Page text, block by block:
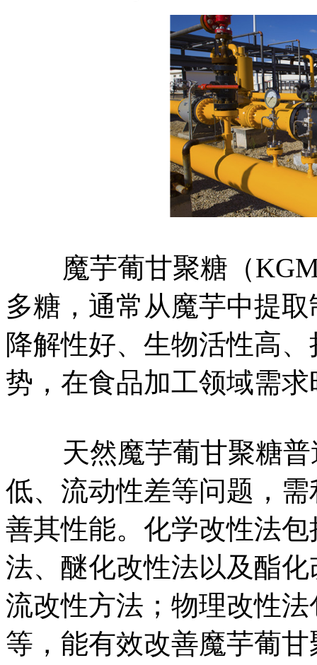
魔芋葡甘聚糖（KGM
多糖，通常从魔芋中提
降解性好、生物活性高
势，在食品加工领域需求
天然魔芋葡甘聚糖普
低、流动性差等问题，
善其性能。化学改性法
法、醚化改性法以及酯
流改性方法；物理改性
等，能有效改善魔芋葡